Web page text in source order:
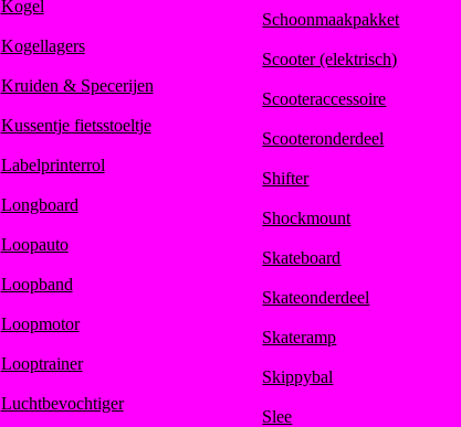
Kogel
Kogellagers
Kruiden & Specerijen
Kussentje fietsstoeltje
Labelprinterrol
Longboard
Loopauto
Loopband
Loopmotor
Looptrainer
Luchtbevochtiger
Schoonmaakpakket
Scooter (elektrisch)
Scooteraccessoire
Scooteronderdeel
Shifter
Shockmount
Skateboard
Skateonderdeel
Skateramp
Skippybal
Slee